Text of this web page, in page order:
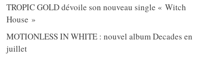
TROPIC GOLD dévoile son nouveau single « Witch
House »
MOTIONLESS IN WHITE : nouvel album Decades en
juillet